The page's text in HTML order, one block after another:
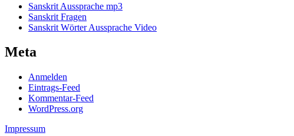
Sanskrit Aussprache mp3
Sanskrit Fragen
Sanskrit Wörter Aussprache Video
Meta
Anmelden
Eintrags-Feed
Kommentar-Feed
WordPress.org
Impressum